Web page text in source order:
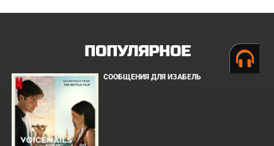
ПОПУЛЯРНОЕ
СООБЩЕНИЯ ДЛЯ ИЗАБЕЛЬ